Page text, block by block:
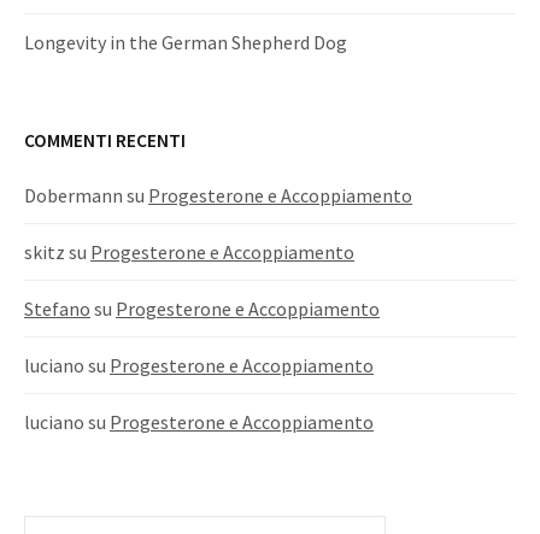
Longevity in the German Shepherd Dog
COMMENTI RECENTI
Dobermann su Progesterone e Accoppiamento
skitz su Progesterone e Accoppiamento
Stefano su Progesterone e Accoppiamento
luciano su Progesterone e Accoppiamento
luciano su Progesterone e Accoppiamento
Ricerca